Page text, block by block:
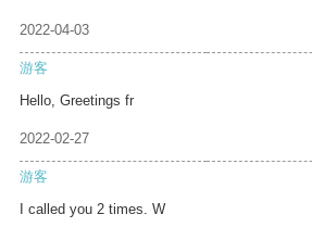
2022-04-03
游客
Hello, Greetings fr
2022-02-27
游客
I called you 2 times. W